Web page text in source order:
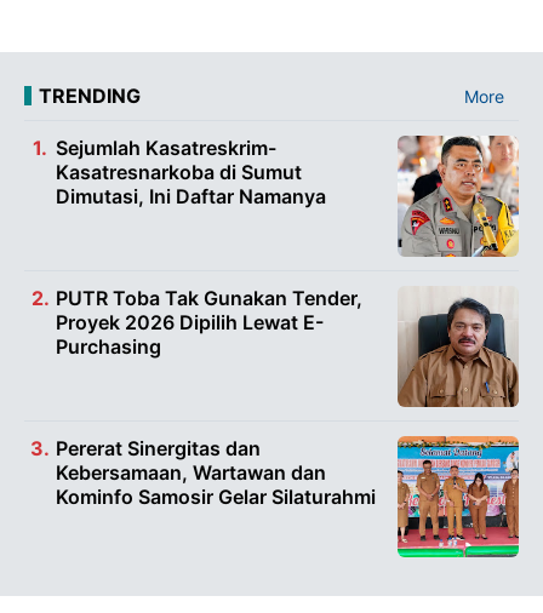
TRENDING More
Sejumlah Kasatreskrim-
Kasatresnarkoba di Sumut
Dimutasi, Ini Daftar Namanya
PUTR Toba Tak Gunakan Tender,
Proyek 2026 Dipilih Lewat E-
Purchasing
Pererat Sinergitas dan
Kebersamaan, Wartawan dan
Kominfo Samosir Gelar Silaturahmi